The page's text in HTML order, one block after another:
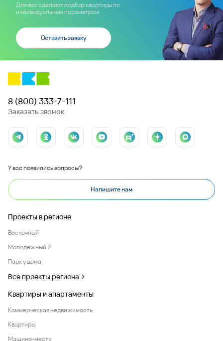
Для вас сделают подбор квартиры по
индивидуальным параметрам
Оставить заявку
8 (800) 333-7-111
Заказать звонок
У вас появились вопросы?
Напишите нам
Проекты в регионе
Восточный
Молодежный 2
Парк у дома
Все проекты региона
Квартиры и апартаменты
Коммерческая недвижимость
Квартиры
Машино-места